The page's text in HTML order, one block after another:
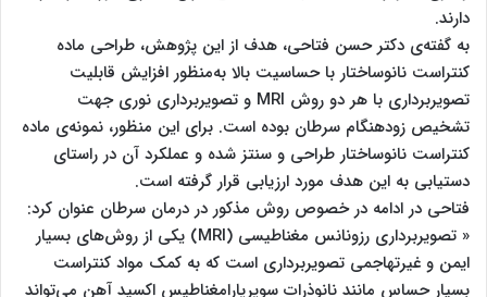
دارند.
به گفته‌ی دکتر حسن فتاحی، هدف از این پژوهش، طراحی ماده
کنتراست نانوساختار با حساسیت بالا به‌منظور افزایش قابلیت
تصویربرداری با هر دو روش MRI و تصویربرداری نوری جهت
تشخیص زودهنگام سرطان بوده است. برای این منظور، نمونه‌ی‌ ماده
کنتراست‌ نانوساختار طراحی و سنتز شده و عملکرد آن در راستای
دستیابی به این هدف مورد ارزیابی قرار گرفته است.
فتاحی در ادامه در خصوص روش مذکور در درمان سرطان عنوان کرد:
« تصویربرداری رزونانس مغناطیسی (MRI) یکی از روش‌های بسیار
ایمن و غیرتهاجمی تصویربرداری است که به کمک مواد کنتراست
بسیار حساس مانند نانوذرات سوپرپارامغناطیس اکسید آهن می‌تواند